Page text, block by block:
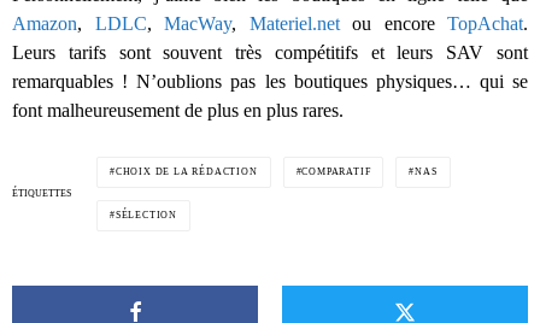
Amazon, LDLC, MacWay, Materiel.netou encore TopAchat.
Leurs tarifs sont souvent très compétitifs et leurs SAV sont
remarquables ! N’oublions pas les boutiques physiques… qui se
font malheureusement de plus en plus rares.
ÉTIQUETTES
CHOIX DE LA RÉDACTION COMPARATIF NAS
SÉLECTION